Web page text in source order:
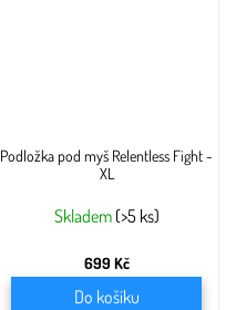
Podložka pod myš Relentless Fight -
XL
Skladem (>5 ks)
699 Kč
Do košíku